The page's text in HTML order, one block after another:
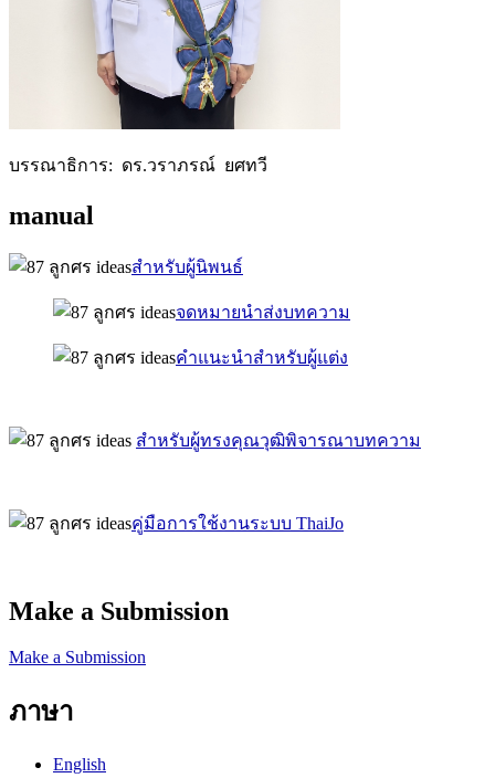
บรรณาธิการ: ดร.วราภรณ์ ยศทวี
manual
สำหรับผู้นิพนธ์
จดหมายนำส่งบทความ
คำแนะนำสำหรับผู้แต่ง
สำหรับผู้ทรงคุณวุฒิพิจารณาบทความ
คู่มือการใช้งานระบบ ThaiJo
Make a Submission
Make a Submission
ภาษา
English